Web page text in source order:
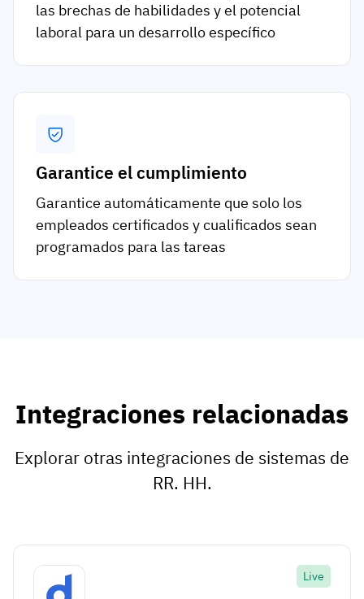
las brechas de habilidades y el potencial
laboral para un desarrollo específico
Garantice el cumplimiento
Garantice automáticamente que solo los
empleados certificados y cualificados sean
programados para las tareas
Integraciones relacionadas
Explorar otras integraciones de sistemas de
RR. HH.
Live